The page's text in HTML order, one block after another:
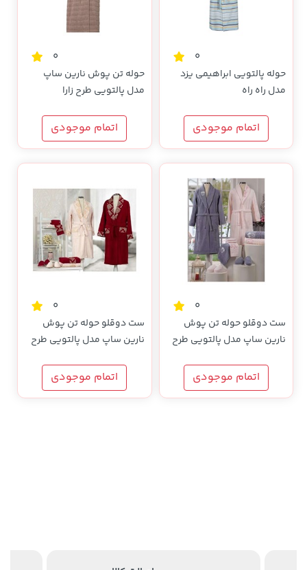
0
حوله پالتویی ابراهیمی یزد
مدل راه راه
اتمام موجودی
0
حوله تن پوش نارین ساپ
مدل پالتویی طرح زارا
اتمام موجودی
0
ست دوقلو حوله تن پوش
نارین ساپ مدل پالتویی طرح
اتمام موجودی
0
ست دوقلو حوله تن پوش
نارین ساپ مدل پالتویی طرح
اتمام موجودی